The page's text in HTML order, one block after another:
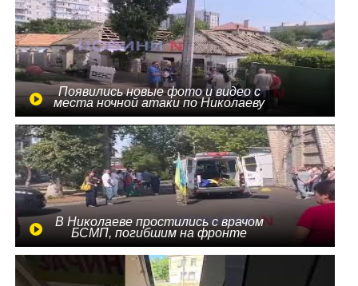
Появились новые фото и видео с
места ночной атаки по Николаеву
В Николаеве простились с врачом
БСМП, погибшим на фронте